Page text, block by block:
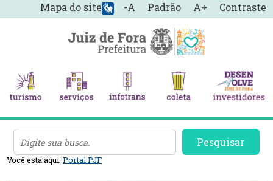
-A Padrão A+ Contraste
Mapa do site
Pesquisar
Você está aqui:Portal PJF